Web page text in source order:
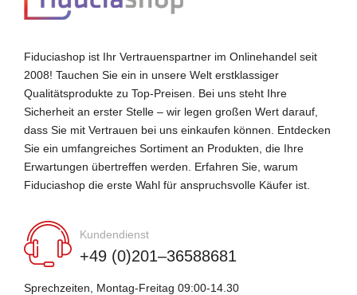
Fiduciashop ist Ihr Vertrauenspartner im Onlinehandel seit
2008! Tauchen Sie ein in unsere Welt erstklassiger
Qualitätsprodukte zu Top-Preisen. Bei uns steht Ihre
Sicherheit an erster Stelle – wir legen großen Wert darauf,
dass Sie mit Vertrauen bei uns einkaufen können. Entdecken
Sie ein umfangreiches Sortiment an Produkten, die Ihre
Erwartungen übertreffen werden. Erfahren Sie, warum
Fiduciashop die erste Wahl für anspruchsvolle Käufer ist.
Kundendienst
+49 (0)201–36588681
Sprechzeiten, Montag-Freitag 09:00-14.30